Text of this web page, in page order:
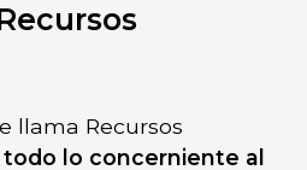
llama Recursos
todo lo concerniente al